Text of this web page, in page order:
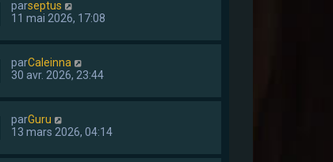
parseptus
11 mai 2026, 17:08
parCaleinna
30 avr. 2026, 23:44
parGuru
13 mars 2026, 04:14